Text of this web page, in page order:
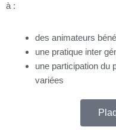
à :
des animateurs
une pratique inter
une participation du
variées